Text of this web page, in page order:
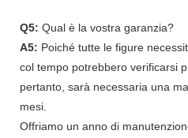
Q5: Qual è la vostra garanzia?
A5: Poiché tutte le figure
col tempo potrebbero verificarsi
pertanto, sarà necessaria una
mesi.
Offriamo un anno di